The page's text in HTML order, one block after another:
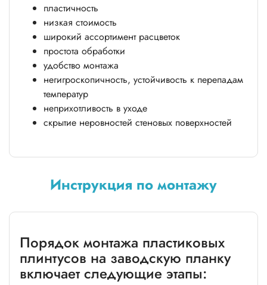
пластичность
низкая стоимость
широкий ассортимент расцветок
простота обработки
удобство монтажа
негигроскопичность, устойчивость к перепадам
температур
неприхотливость в уходе
скрытие неровностей стеновых поверхностей
Инструкция по монтажу
Порядок монтажа пластиковых
плинтусов на заводскую планку
включает следующие этапы: